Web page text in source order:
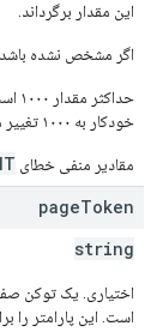
این مقدار برگرداند.
اگر مشخص نشده باشد، حداکثر ۲۵ عدد
خودکار به ۱۰۰۰ تغییر می‌کند.
مقادیر منفی خطای
pageToken
string
اختیاری. یک توکن
است. این پارامتر را